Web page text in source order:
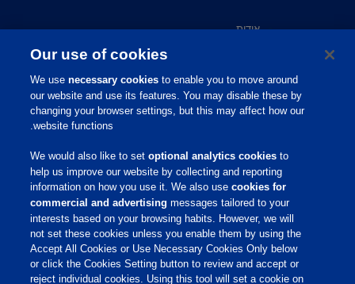
אודות
תמיכה מקצועית
מידע מקצועי
קריירה
שירות לקוחות
תנאי שימוש
הצהרת נגישות
Our use of cookies
We usenecessary cookies to enable you to move around
our website and use its features. You may disable these by
changing your browser settings, but this may affect how our
website functions.
We would also like to setoptional analytics cookies to
help us improve our website by collecting and reporting
information on how you use it. We also usecookies for
commercial and advertising messages tailored to your
interests based on your browsing habits. However, we will
not set these cookies unless you enable them by using the
Accept All Cookies or Use Necessary Cookies Only below
or click the Cookies Setting button to review and accept or
reject individual cookies. Using this tool will set a cookie on